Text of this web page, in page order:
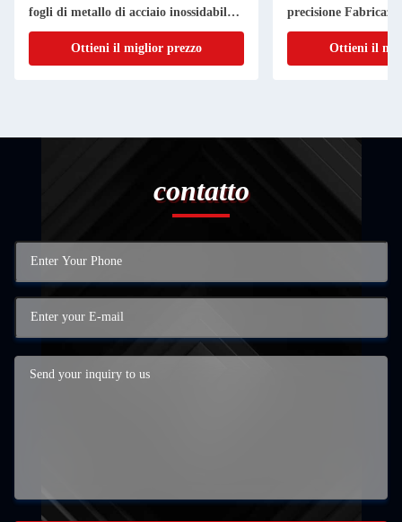
fogli di metallo di acciaio inossidabile
di alluminio
Ottieni il miglior prezzo
precisione
metallo su misura
Ottieni il
contatto